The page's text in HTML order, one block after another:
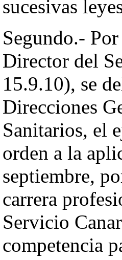
sucesivas
Segundo.-
Director del
15.9.10), se
Direcciones
Sanitarios, el
orden a la
septiembre,
carrera
Servicio
competencia